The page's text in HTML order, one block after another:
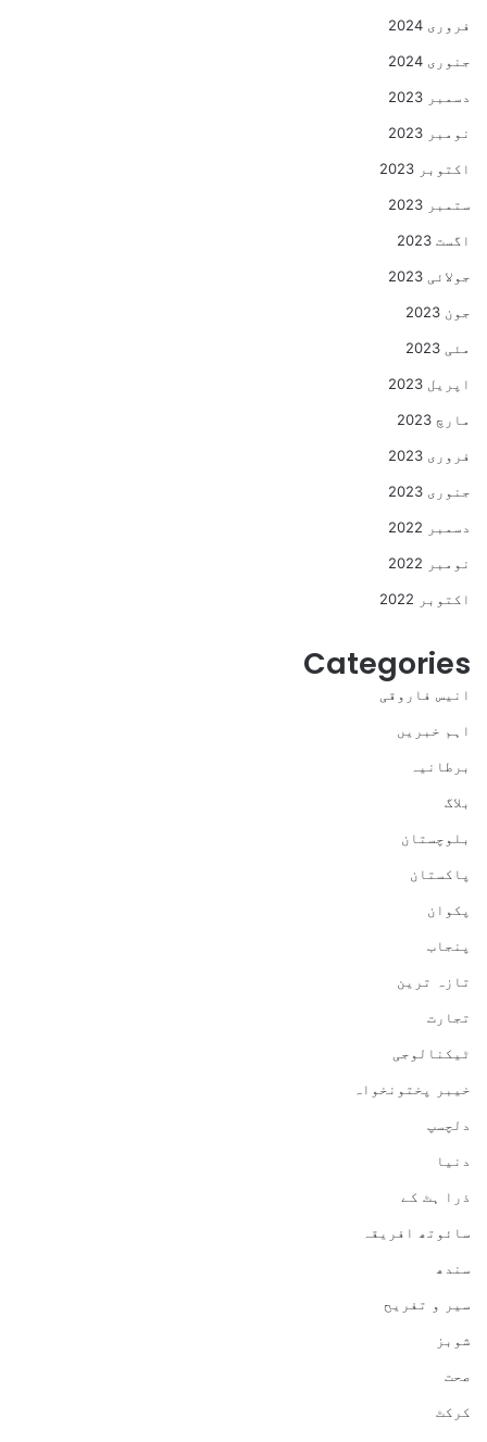
فروری 2024
جنوری 2024
دسمبر 2023
نومبر 2023
اکتوبر 2023
ستمبر 2023
اگست 2023
جولائی 2023
جون 2023
مئی 2023
اپریل 2023
مارچ 2023
فروری 2023
جنوری 2023
دسمبر 2022
نومبر 2022
اکتوبر 2022
Categories
انیس فاروقی
اہم خبریں
برطانیہ
بلاگ
بلوچستان
پاکستان
پکوان
پنجاب
تازہ ترین
تجارت
ٹیکنالوجی
خیبر پختونخواہ
دلچسپ
دنیا
ذرا ہٹ کے
سائوتھ افریقہ
سندھ
سیر و تفریح
شوبز
صحت
کرکٹ